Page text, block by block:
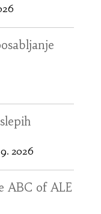
2026
ABC of ALE